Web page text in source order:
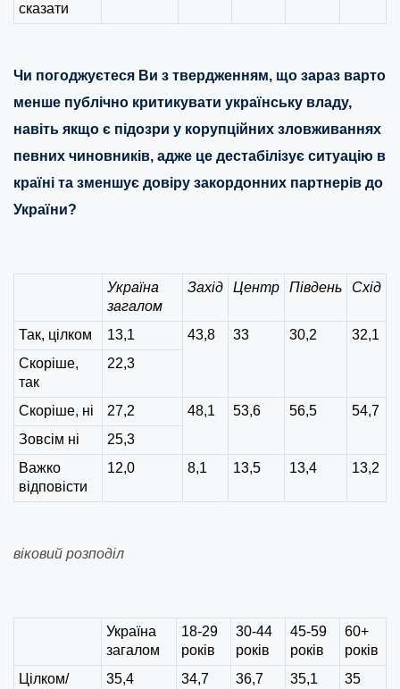
сказати
Чи погоджуєтеся Ви з твердженням, що зараз варто
менше публічно критикувати українську владу,
навіть якщо є підозри у корупційних зловживаннях
певних чиновників, адже це дестабілізує ситуацію в
країні та зменшує довіру закордонних партнерів до
України?
Україна
загалом
Захід Центр Південь Схід
Так, цілком 13,1 43,8 33 30,2
32,1
Скоріше,
так
22,3
Скоріше, ні 27,2 48,1 53,6 56,5
54,7
Зовсім ні
25,3
Важко
відповісти
12,0 8,1 13,5 13,4 13,2
віковий розподіл
Україна
загалом
18-29
років
30-44
років
45-59
років
60+
років
Цілком/
35,4 34,7 36,7 35,1 35